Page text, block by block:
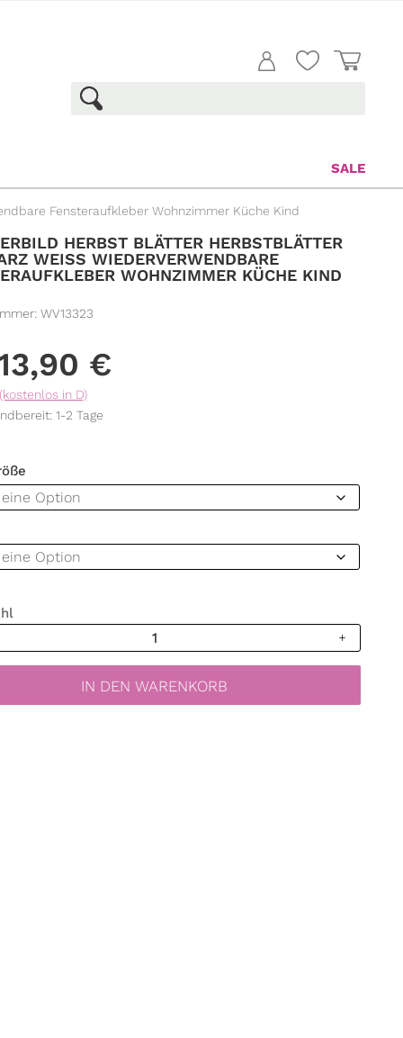
SALE
Fensteraufkleber Wohnzimmer Küche Kind
HERBST BLÄTTER HERBSTBLÄTTER
WEISS WIEDERVERWENDBARE F
WOHNZIMMER KÜCHE KIND
WV13323
€
in D)
1-2 Tage
IN DEN WARENKORB